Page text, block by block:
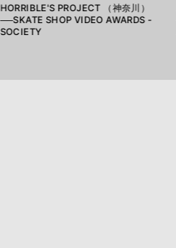
HORRIBLE'S PROJECT （神奈川）
──SKATE SHOP VIDEO AWARDS -
SOCIETY